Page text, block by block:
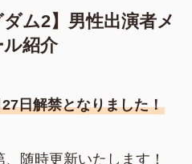
ム2】男性出演者メ
紹介
日解禁となりました！
随時更新いたします！